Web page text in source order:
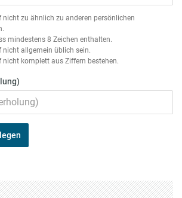
nicht zu ähnlich zu anderen persönlichen
mindestens 8 Zeichen enthalten.
nicht allgemein üblich sein.
nicht komplett aus Ziffern bestehen.